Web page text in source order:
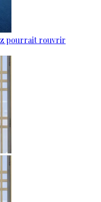
pourrait rouvrir